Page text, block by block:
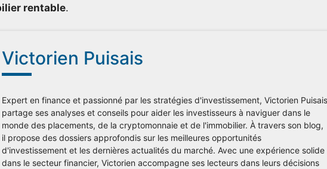
rentable.
Victorien Puisais
Expert en finance et passionné par les stratégies d'investissement, Victorien Puisais
partage ses analyses et conseils pour aider les investisseurs à naviguer dans le
monde des placements, de la cryptomonnaie et de l'immobilier. À travers son blog,
il propose des dossiers approfondis sur les meilleures opportunités
d'investissement et les dernières actualités du marché. Avec une expérience solide
dans le secteur financier, Victorien accompagne ses lecteurs dans leurs décisions